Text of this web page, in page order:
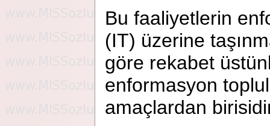
Bu faaliyetlerin
(IT) üzerine
göre rekabet
enformasyon
amaçlardan